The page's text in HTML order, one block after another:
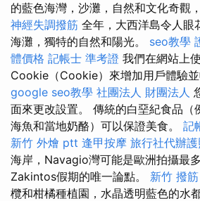
的藍色海灣，沙灘，自然和文化奇觀
神經失調撥筋 全年，大西洋島令人眼
海灘，獨特的自然和陽光。 seo教學
體價格 記帳士 準考證 我們在網站上
Cookie（Cookie）來增加用戶體驗並
google seo教學 社團法人 財團法人
面來更改設置。 傳統的白堊紀食品（
海魚和當地奶酪）可以保證美食。 記
新竹 外燴 ptt 逢甲按摩 旅行社代辦護
海岸，Navagio灣可能是歐洲拍攝最
Zakintos假期的唯一論點。 新竹 撥筋
欖和柑橘種植園，水晶透明藍色的水